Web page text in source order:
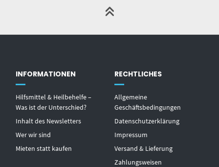
INFORMATIONEN
Hilfsmittel & Heilbehelfe –
Was ist der Unterschied?
Inhalt des Newsletters
Wer wir sind
Mieten statt kaufen
RECHTLICHES
Allgemeine
Geschäftsbedingungen
Datenschutzerklärung
Impressum
Versand & Lieferung
Zahlungsweisen